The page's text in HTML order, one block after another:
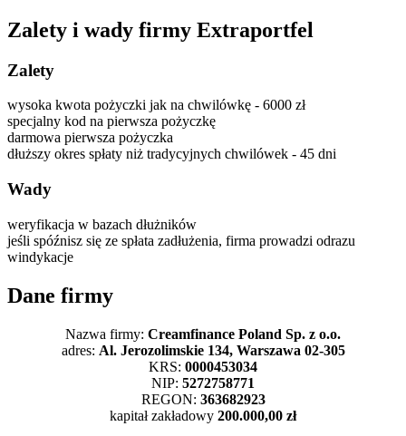
Zalety i wady firmy Extraportfel
Zalety
wysoka kwota pożyczki jak na chwilówkę - 6000 zł
specjalny kod na pierwsza pożyczkę
darmowa pierwsza pożyczka
dłuższy okres spłaty niż tradycyjnych chwilówek - 45 dni
Wady
weryfikacja w bazach dłużników
jeśli spóźnisz się ze spłata zadłużenia, firma prowadzi odrazu
windykacje
Dane firmy
Nazwa firmy: Creamfinance Poland Sp. z o.o.
adres: Al. Jerozolimskie 134, Warszawa 02-305
KRS: 0000453034
NIP: 5272758771
REGON: 363682923
kapitał zakładowy 200.000,00 zł